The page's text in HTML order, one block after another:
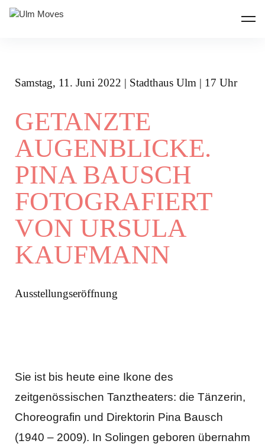
Samstag, 11 . Juni 2022 | Stadthaus Ulm | 17 Uhr
GETANZTE
AUGENBLICKE.
PINA BAUSCH
FOTOGRAFIERT
VON URSULA
KAUFMANN
Ausstellungseröffnung
Sie ist bis heute eine Ikone des
zeitgenössischen Tanztheaters: die Tänzerin,
Choreografin und Direktorin Pina Bausch
(1940 – 2009). In Solingen geboren übernahm